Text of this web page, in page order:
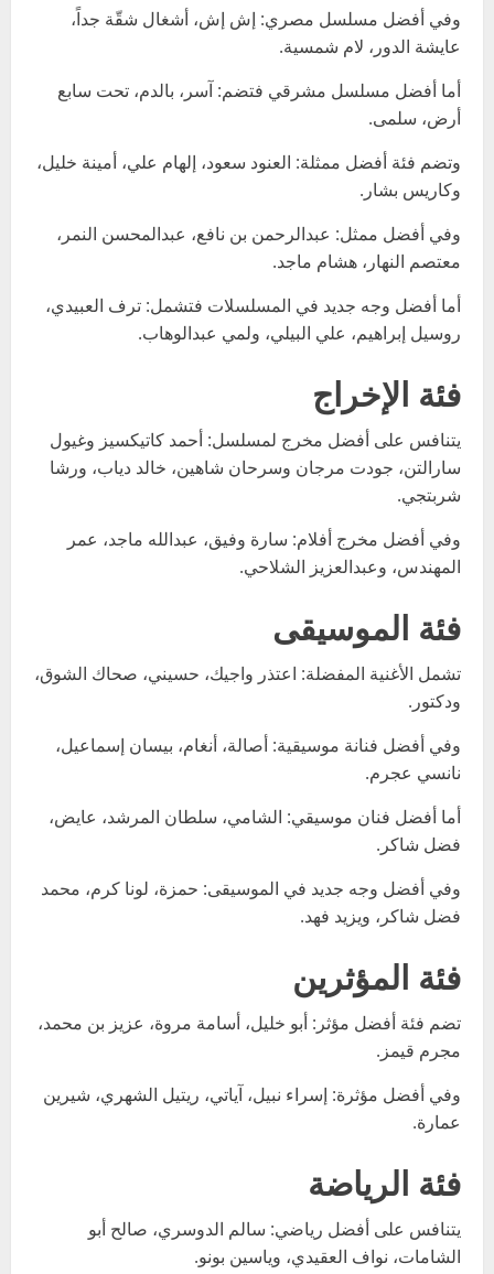
وفي أفضل مسلسل مصري: إش إش، أشغال شقّة جداً،
عايشة الدور، لام شمسية.
أما أفضل مسلسل مشرقي فتضم: آسر، بالدم، تحت سابع
أرض، سلمى.
وتضم فئة أفضل ممثلة: العنود سعود، إلهام علي، أمينة خليل،
وكاريس بشار.
وفي أفضل ممثل: عبدالرحمن بن نافع، عبدالمحسن النمر،
معتصم النهار، هشام ماجد.
أما أفضل وجه جديد في المسلسلات فتشمل: ترف العبيدي،
روسيل إبراهيم، علي البيلي، ولمي عبدالوهاب.
فئة الإخراج
يتنافس على أفضل مخرج لمسلسل: أحمد كاتيكسيز وغيول
سارالتن، جودت مرجان وسرحان شاهين، خالد دياب، ورشا
شربتجي.
وفي أفضل مخرج أفلام: سارة وفيق، عبدالله ماجد، عمر
المهندس، وعبدالعزيز الشلاحي.
فئة الموسيقى
تشمل الأغنية المفضلة: اعتذر واجيك، حسيني، صحاك الشوق،
ودكتور.
وفي أفضل فنانة موسيقية: أصالة، أنغام، بيسان إسماعيل،
نانسي عجرم.
أما أفضل فنان موسيقي: الشامي، سلطان المرشد، عايض،
فضل شاكر.
وفي أفضل وجه جديد في الموسيقى: حمزة، لونا كرم، محمد
فضل شاكر، ويزيد فهد.
فئة المؤثرين
تضم فئة أفضل مؤثر: أبو خليل، أسامة مروة، عزيز بن محمد،
مجرم قيمز.
وفي أفضل مؤثرة: إسراء نبيل، آياتي، ريتيل الشهري، شيرين
عمارة.
فئة الرياضة
يتنافس على أفضل رياضي: سالم الدوسري، صالح أبو
الشامات، نواف العقيدي، وياسين بونو.